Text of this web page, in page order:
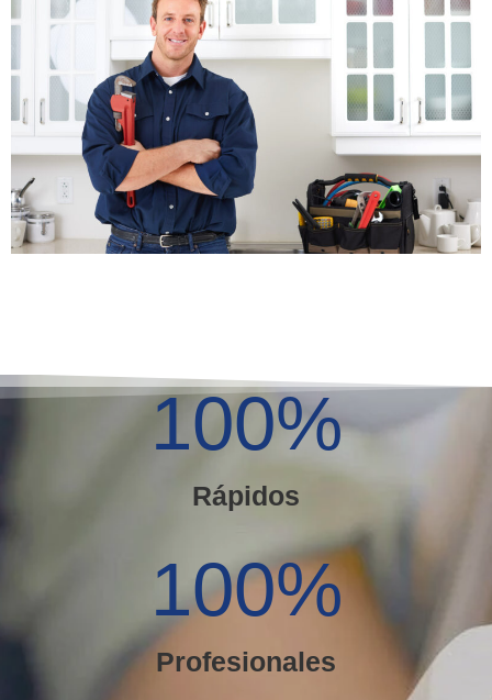
Rápidos
100%
Profesionales
100%